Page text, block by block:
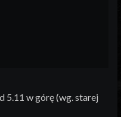
5.11 w górę (wg. starej